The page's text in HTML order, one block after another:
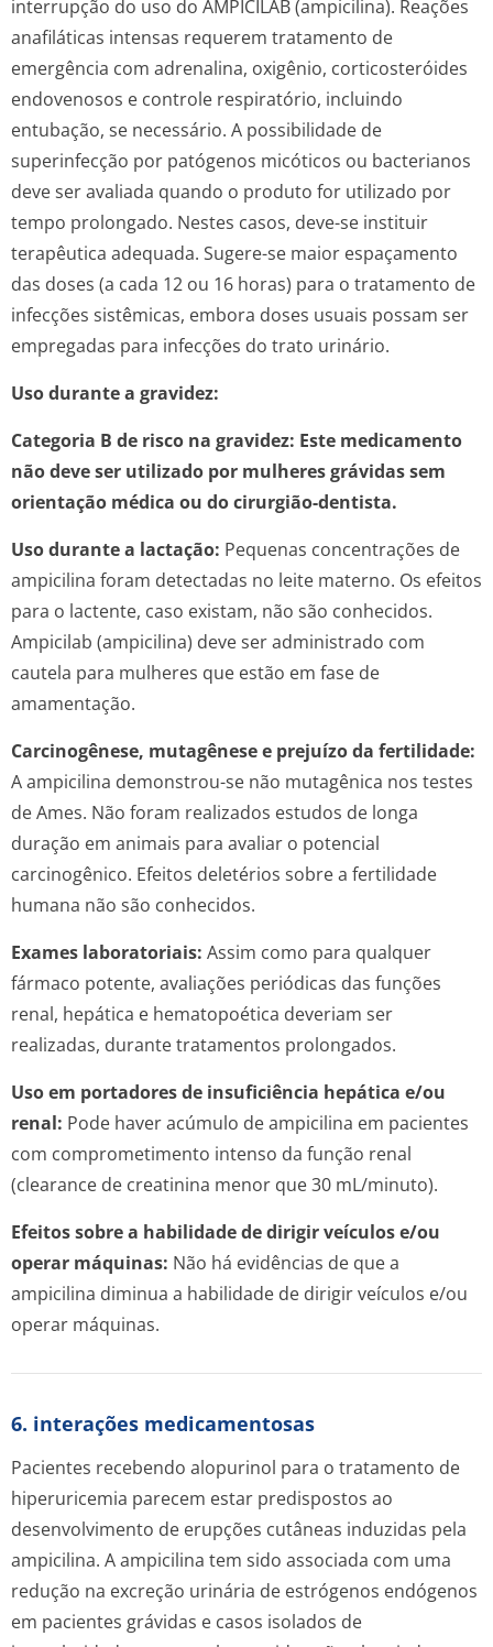
interrupção do uso do AMPICILAB (ampicilina). Reações
anafiláticas intensas requerem tratamento de
emergência com adrenalina, oxigênio, corticosteróides
endovenosos e controle respiratório, incluindo
entubação, se necessário. A possibilidade de
superinfecção por patógenos micóticos ou bacterianos
deve ser avaliada quando o produto for utilizado por
tempo prolongado. Nestes casos, deve-se instituir
terapêutica adequada. Sugere-se maior espaçamento
das doses (a cada 12 ou 16 horas) para o tratamento de
infecções sistêmicas, embora doses usuais possam ser
empregadas para infecções do trato urinário.
Uso durante a gravidez:
Categoria B de risco na gravidez: Este medicamento
não deve ser utilizado por mulheres grávidas sem
orientação médica ou do cirurgião-dentista.
Uso durante a lactação: Pequenas concentrações de
ampicilina foram detectadas no leite materno. Os efeitos
para o lactente, caso existam, não são conhecidos.
Ampicilab (ampicilina) deve ser administrado com
cautela para mulheres que estão em fase de
amamentação.
Carcinogênese, mutagênese e prejuízo da fertilidade:
A ampicilina demonstrou-se não mutagênica nos testes
de Ames. Não foram realizados estudos de longa
duração em animais para avaliar o potencial
carcinogênico. Efeitos deletérios sobre a fertilidade
humana não são conhecidos.
Exames laboratoriais: Assim como para qualquer
fármaco potente, avaliações periódicas das funções
renal, hepática e hematopoética deveriam ser
realizadas, durante tratamentos prolongados.
Uso em portadores de insuficiência hepática e/ou
renal: Pode haver acúmulo de ampicilina em pacientes
com comprometimento intenso da função renal
(clearance de creatinina menor que 30 mL/minuto).
Efeitos sobre a habilidade de dirigir veículos e/ou
operar máquinas: Não há evidências de que a
ampicilina diminua a habilidade de dirigir veículos e/ou
operar máquinas.
6. interações medicamentosas
Pacientes recebendo alopurinol para o tratamento de
hiperuricemia parecem estar predispostos ao
desenvolvimento de erupções cutâneas induzidas pela
ampicilina. A ampicilina tem sido associada com uma
redução na excreção urinária de estrógenos endógenos
em pacientes grávidas e casos isolados de